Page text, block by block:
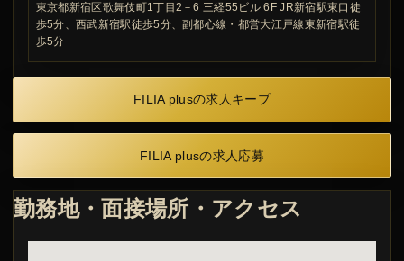
東京都新宿区歌舞伎町1丁目2－6 三経55ビル 6F JR新宿駅東口徒
歩5分、西武新宿駅徒歩5分、副都心線・都営大江戸線東新宿駅徒
歩5分
FILIA plusの求人キープ
FILIA plusの求人応募
勤務地・面接場所・アクセス